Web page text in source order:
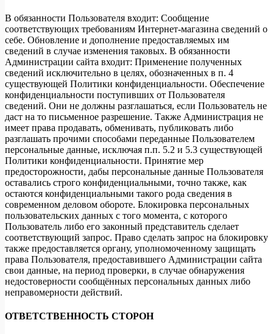
В обязанности Пользователя входит: Сообщение
соответствующих требованиям Интернет-магазина сведений о
себе. Обновление и дополнение предоставляемых им
сведений в случае изменения таковых. В обязанности
Администрации сайта входит: Применение полученных
сведений исключительно в целях, обозначенных в п. 4
существующей Политики конфиденциальности. Обеспечение
конфиденциальности поступивших от Пользователя
сведений. Они не должны разглашаться, если Пользователь не
даст на то письменное разрешение. Также Администрация не
имеет права продавать, обменивать, публиковать либо
разглашать прочими способами переданные Пользователем
персональные данные, исключая п.п. 5.2 и 5.3 существующей
Политики конфиденциальности. Принятие мер
предосторожности, дабы персональные данные Пользователя
оставались строго конфиденциальными, точно также, как
остаются конфиденциальными такого рода сведения в
современном деловом обороте. Блокировка персональных
пользовательских данных с того момента, с которого
Пользователь либо его законный представитель сделает
соответствующий запрос. Право сделать запрос на блокировку
также предоставляется органу, уполномоченному защищать
права Пользователя, предоставившего Администрации сайта
свои данные, на период проверки, в случае обнаружения
недостоверности сообщённых персональных данных либо
неправомерности действий.
ОТВЕТСТВЕННОСТЬ СТОРОН